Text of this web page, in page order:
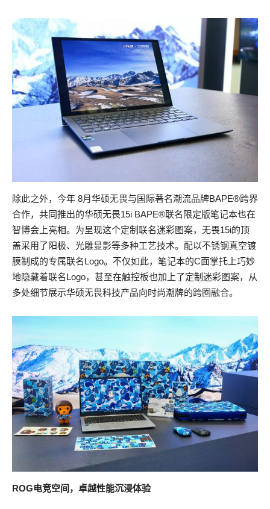
除此之外，今年 8月华硕无畏与国际著名潮流品牌BAPE®跨界
合作，共同推出的华硕无畏15i BAPE®联名限定版笔记本也在
智博会上亮相。为呈现这个定制联名迷彩图案，无畏15i的顶
盖采用了阳极、光雕显影等多种工艺技术。配以不锈钢真空镀
膜制成的专属联名Logo。不仅如此，笔记本的C面掌托上巧妙
地隐藏着联名Logo，甚至在触控板也加上了定制迷彩图案，从
多处细节展示华硕无畏科技产品向时尚潮牌的跨圈融合。
ROG电竞空间，卓越性能沉浸体验